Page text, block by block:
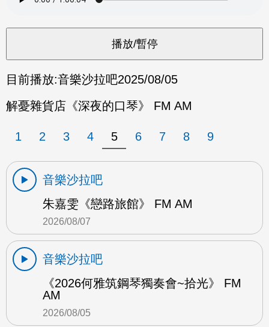
目前播放:音樂沙拉吧2025/08/05
解憂雜貨店《深夜的口琴》 FM AM
1 2 3 4 5 6 7 8 9
音樂沙拉吧
朱嘉雯《戀路旅館》 FM AM
2026/08/07
音樂沙拉吧
《2026何雅筑鋼琴獨奏會~拾光》 FM
AM
2026/08/05